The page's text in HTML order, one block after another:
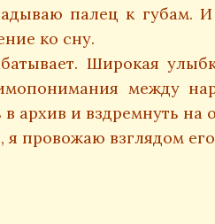
палец к губам. И
ко сну.
Широкая
между
в архив и вздремнуть
провожаю взглядом